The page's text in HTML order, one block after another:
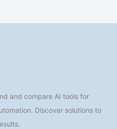
and compare AI tools for
Discover solutions to